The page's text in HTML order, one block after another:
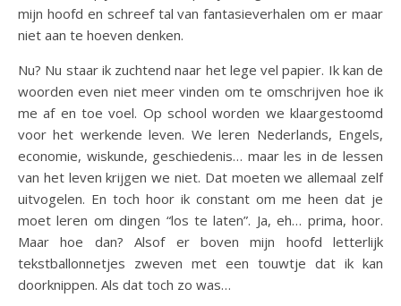
mijn hoofd en schreef tal van fantasieverhalen om er maar
niet aan te hoeven denken.
Nu? Nu staar ik zuchtend naar het lege vel papier. Ik kan de
woorden even niet meer vinden om te omschrijven hoe ik
me af en toe voel. Op school worden we klaargestoomd
voor het werkende leven. We leren Nederlands, Engels,
economie, wiskunde, geschiedenis… maar les in de lessen
van het leven krijgen we niet. Dat moeten we allemaal zelf
uitvogelen. En toch hoor ik constant om me heen dat je
moet leren om dingen “los te laten”. Ja, eh… prima, hoor.
Maar hoe dan? Alsof er boven mijn hoofd letterlijk
tekstballonnetjes zweven met een touwtje dat ik kan
doorknippen. Als dat toch zo was…